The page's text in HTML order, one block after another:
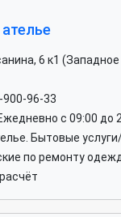
6 к1
900-96-33
с 09:00 до
Бытовые
по ремонту